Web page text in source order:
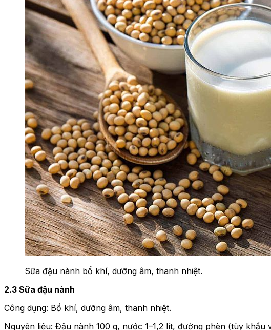
Sữa đậu nành bổ khí, dưỡng âm, thanh nhiệt.
2.3 Sữa đậu nành
Công dụng: Bổ khí, dưỡng âm, thanh nhiệt.
Nguyên liệu: Đậu nành 100 g, nước 1–1,2 lít, đường phèn (tùy khẩu